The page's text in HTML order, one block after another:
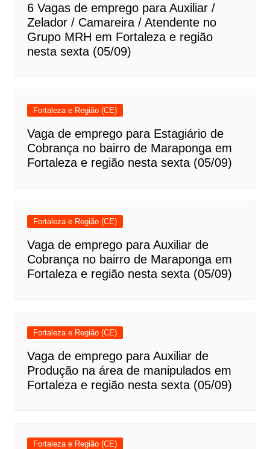
6 Vagas de emprego para Auxiliar /
Zelador / Camareira / Atendente no
Grupo MRH em Fortaleza e região
nesta sexta (05/09)
Fortaleza e Região (CE)
Vaga de emprego para Estagiário de
Cobrança no bairro de Maraponga em
Fortaleza e região nesta sexta (05/09)
Fortaleza e Região (CE)
Vaga de emprego para Auxiliar de
Cobrança no bairro de Maraponga em
Fortaleza e região nesta sexta (05/09)
Fortaleza e Região (CE)
Vaga de emprego para Auxiliar de
Produção na área de manipulados em
Fortaleza e região nesta sexta (05/09)
Fortaleza e Região (CE)